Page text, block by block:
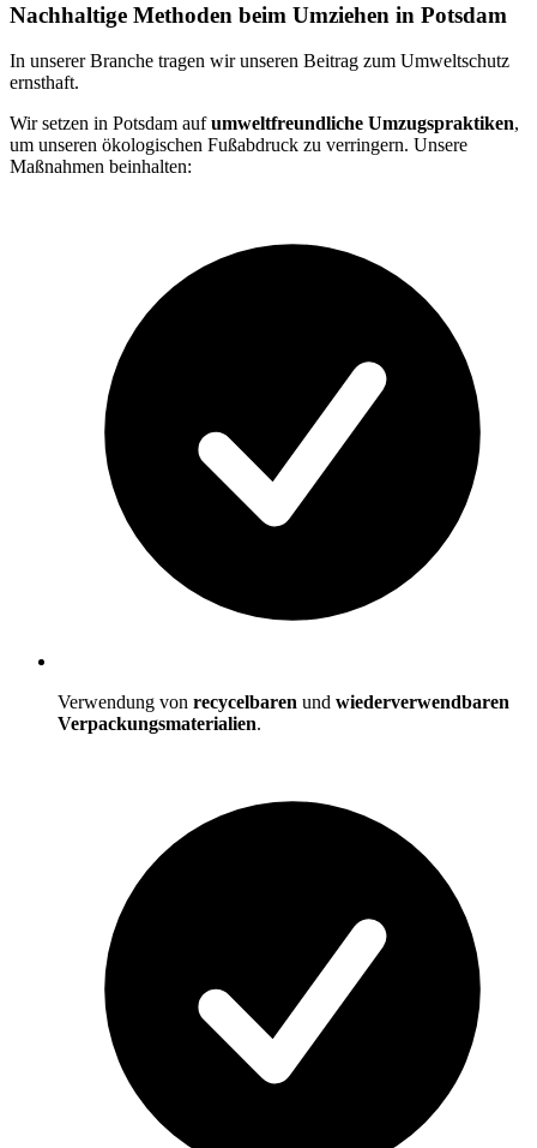
Nachhaltige Methoden beim Umziehen in Potsdam
In unserer Branche tragen wir unseren Beitrag zum Umweltschutz
ernsthaft.
Wir setzen in Potsdam aufumweltfreundliche Umzugspraktiken,
um unseren ökologischen Fußabdruck zu verringern. Unsere
Maßnahmen beinhalten:
Verwendung von recycelbaren und wiederverwendbaren
Verpackungsmaterialien.